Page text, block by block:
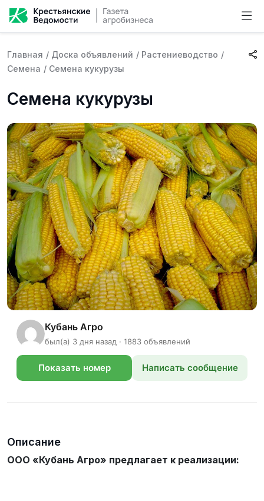
Главная / Доска объявлений / Растениеводство /
Семена / Семена кукурузы
Семена кукурузы
Кубань Агро
был(а) 3 дня назад · 1883 объявлений
Показать номер Написать сообщение
Описание
ООО «Кубань Агро» предлагает к реализации: